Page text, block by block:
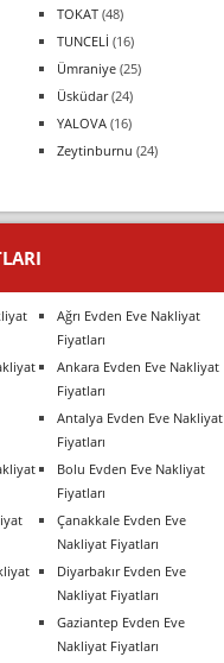
TOKAT (48)
TUNCELİ (16)
Ümraniye (25)
Üsküdar(24)
YALOVA (16)
Zeytinburnu (24)
Ağrı Evden Eve Nakliyat
Fiyatları
Ankara Evden Eve Nakliyat
Fiyatları
Antalya Evden Eve Nakliyat
Fiyatları
Bolu Evden Eve Nakliyat
Fiyatları
Çanakkale Evden Eve
Nakliyat Fiyatları
Diyarbakır Evden Eve
Nakliyat Fiyatları
Gaziantep Evden Eve
Nakliyat Fiyatları